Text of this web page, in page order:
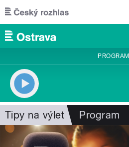
Přejít k hlavnímu obsahu
PROGRAM
Tipy na výlet Program